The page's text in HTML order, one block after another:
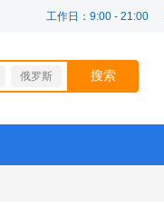
工作日：9:00 - 21:00
俄罗斯